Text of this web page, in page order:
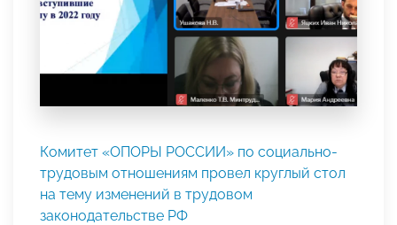
Комитет «ОПОРЫ РОССИИ» по социально-
трудовым отношениям провел круглый стол
на тему изменений в трудовом
законодательстве РФ